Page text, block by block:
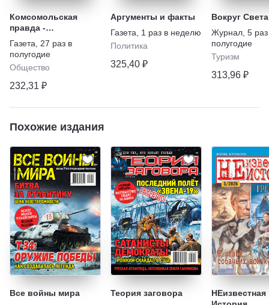
Комсомольская
правда -
Еженедельник с
"Телепрограммой"
Газета
27 раз в
полугодие
Общество
232,31 ₽
Аргументы и факты
Газета
1 раз в неделю
Политика
325,40 ₽
Вокруг Света
Журнал 5
полугодие
Туризм
313,96 ₽
Похожие издания
Все войны мира
Теория заговора
НЕизвестная